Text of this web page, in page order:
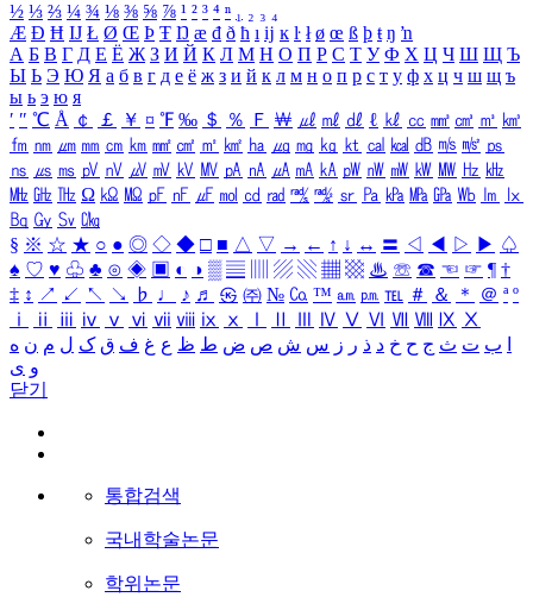
½ ⅓ ⅔ ¼ ¾ ⅛ ⅜ ⅝ ⅞ ¹ ² ³ ⁴ ⁿ ₁ ₂ ₃ ₄
Æ Ð Ħ Ĳ Ł Ø Œ Þ Ŧ Ŋ æ đ ð ħ ı ĳ ĸ ŀ ł ø œ ß þ ŧ ŋ ŉ
А Б В Г Д Е Ё Ж З И Й К Л М Н О П Р С Т У Ф Х Ц Ч Ш Щ Ъ
Ы Ь Э Ю Я а б в г д е ё ж з и й к л м н о п р с т у ф х ц ч ш щ ъ
ы ь э ю я
′ ″ ℃ Å ￠ ￡ ￥ ¤ ℉ ‰ ＄ ％ Ｆ ￦ ㎕ ㎖ ㎗ ℓ ㎘ ㏄ ㎣ ㎤ ㎥ ㎦
㎙ ㎚ ㎛ ㎜ ㎝ ㎞ ㎟ ㎠ ㎡ ㎢ ㏊ ㎍ ㎎ ㎏ ㏏ ㎈ ㎉ ㏈ ㎧ ㎨ ㎰
㎱ ㎲ ㎳ ㎴ ㎵ ㎶ ㎷ ㎸ ㎹ ㎀ ㎁ ㎂ ㎃ ㎄ ㎺ ㎻ ㎽ ㎾ ㎿ ㎐ ㎑
㎒ ㎓ ㎔ Ω ㏀ ㏁ ㎊ ㎋ ㎌ ㏖ ㏅ ㎭ ㎮ ㎯ ㏛ ㎩ ㎪ ㎫ ㎬ ㏝ ㏐
㏓
㏃ ㏉ ㏜ ㏆
§ ※ ☆ ★ ○ ● ◎ ◇ ◆ □ ■ △ ▽ → ← ↑ ↓ ↔ 〓 ◁ ◀ ▷ ▶ ♤
♠ ♡ ♥ ♧ ♣ ⊙ ◈ ▣ ◐ ◑ ▒ ▤ ▨ ▧ ▦ ▩ ♨ ☏ ☎ ☜ ☞ ¶ †
‡ ↕ ↗ ↙ ↖ ↘ ♭ ♩ ♪ ♬ ㉿ ㈜ № ㏇ ™ ㏂ ㏘ ℡ ＃ ＆ ＊ ＠ ª º
ⅰ
ⅱ ⅲ ⅳ ⅴ ⅵ ⅶ ⅷ ⅸ ⅹ Ⅳ Ⅴ Ⅵ Ⅶ Ⅷ Ⅸ Ⅹ
ب ت ث ج ح خ د ذ ر ز س ش ص ض ط ظ ع غ ف ق ک ل م ن ه
و ی
닫기
통합검색
국내학술논문
학위논문